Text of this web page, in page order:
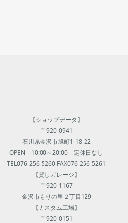
【ショップデータ】
〒920-0941
石川県金沢市旭町1-18-22
OPEN 10:00～20:00 定休日なし
TEL076-256-5260 FAX076-256-5261
【貸しガレージ】
〒920-1167
金沢市もりの里２丁目129
【カスタム工場】
〒920-0151